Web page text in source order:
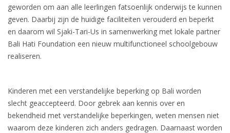
geworden om aan alle leerlingen fatsoenlijk onderwijs te kunnen
geven. Daarbij zijn de huidige faciliteiten verouderd en beperkt
en daarom wil Sjaki-Tari-Us in samenwerking met lokale partner
Bali Hati Foundation een nieuw multifunctioneel schoolgebouw
realiseren.
Kinderen met een verstandelijke beperking op Bali worden
slecht geaccepteerd. Door gebrek aan kennis over en
bekendheid met verstandelijke beperkingen, weten mensen niet
waarom deze kinderen zich anders gedragen. Daarnaast worden